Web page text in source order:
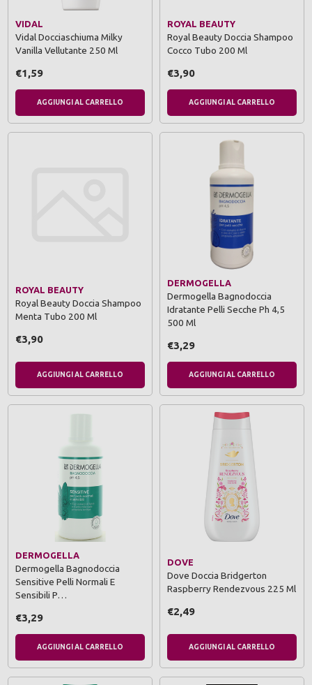
VIDAL
Vidal Docciaschiuma Milky
Vanilla Vellutante 250 Ml
€1,59
AGGIUNGI AL CARRELLO
ROYAL BEAUTY
Royal Beauty Doccia Shampoo
Cocco Tubo 200 Ml
€3,90
AGGIUNGI AL CARRELLO
ROYAL BEAUTY
Royal Beauty Doccia Shampoo
Menta Tubo 200 Ml
€3,90
AGGIUNGI AL CARRELLO
DERMOGELLA
Dermogella Bagnodoccia
Idratante Pelli Secche Ph 4,5
500 Ml
€3,29
AGGIUNGI AL CARRELLO
DERMOGELLA
Dermogella Bagnodoccia
Sensitive Pelli Normali E
Sensibili P…
€3,29
AGGIUNGI AL CARRELLO
DOVE
Dove Doccia Bridgerton
Raspberry Rendezvous 225 Ml
€2,49
AGGIUNGI AL CARRELLO